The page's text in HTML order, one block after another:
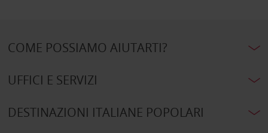
COME POSSIAMO AIUTARTI?
UFFICI E SERVIZI
DESTINAZIONI ITALIANE POPOLARI